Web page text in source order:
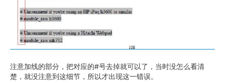
注意加线的部分，把对应的#号去掉就可以了，当时没怎么看清
楚，就没注意到这细节，所以才出现这一错误。